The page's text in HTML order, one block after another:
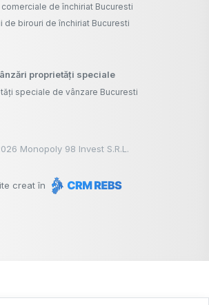
comerciale de închiriat Bucuresti
de birouri de închiriat Bucuresti
proprietăți speciale
speciale de vânzare Bucuresti
Monopoly 98 Invest S.R.L.
creat în